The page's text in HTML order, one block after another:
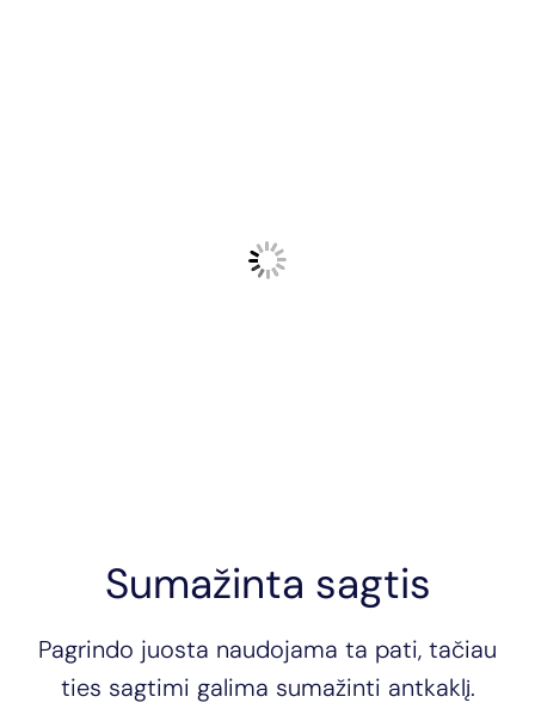
Sumažinta sagtis
Pagrindo juosta naudojama ta pati, tačiau
ties sagtimi galima sumažinti antkaklį.